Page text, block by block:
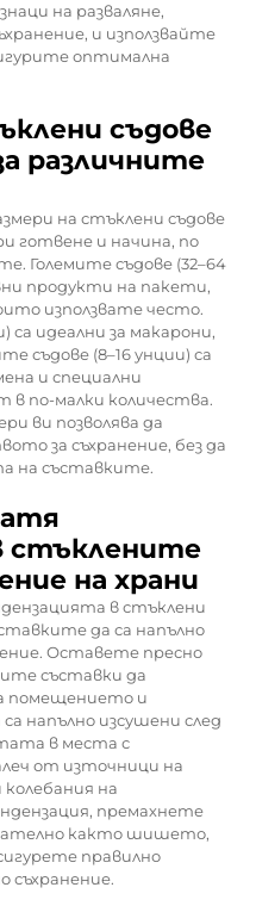
на разваляне,
и използвайте
оптимална
съдове
различните
на стъклени съдове
готвене и начина, по
Големите съдове (32–64
продукти на пакети,
използвате често.
са идеални за макарони,
съдове (8–16 унции) са
и специални
в по-малки количества.
ви позволява да
за съхранение, без да
на съставките.
стъклените
на храни
в стъклени
да са напълно
Оставете пресно
съставки да
помещението и
напълно изсушени след
в места с
от източници на
на
премахнете
както шишето,
правилно
съхранение.